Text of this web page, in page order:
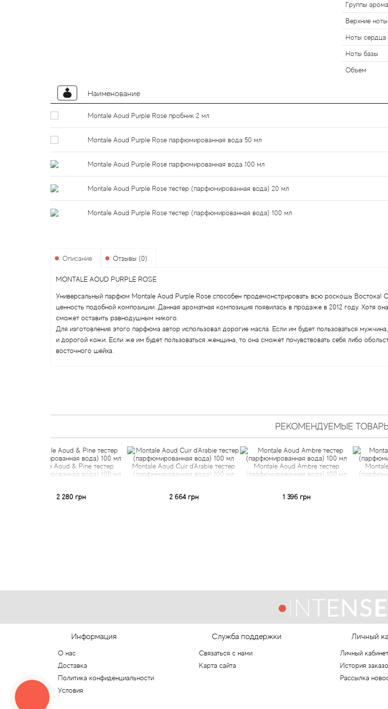
Группы
Верхние ноты
Ноты сердца
Ноты базы
Объем
Наименование
Montale Aoud Purple Rose пробник 2 мл
Montale Aoud Purple Rose парфюмированная вода 50 мл
Montale Aoud Purple Rose парфюмированная вода 100 мл
Montale Aoud Purple Rose тестер (парфюмированная вода) 20 мл
Montale Aoud Purple Rose тестер (парфюмированная вода) 100 мл
Описание Отзывы (0)
MONTALE AOUD PURPLE ROSE
Универсальный парфюм Montale Aoud Purple Rose способен продемонстрировать всю роскошь Востока!
ценность подобной композиции. Данная ароматная композиция появилась в продаже в 2012 году. Хотя
сможет оставить равнодушным никого.
Для изготовления этого парфюма автор использовал дорогие масла. Если им будет пользоваться
и дорогой кожи. Если же им будет пользоваться женщина, то она сможет почувствовать себя либо
восточного шейха.
РЕКОМЕНДУЕМЫЕ ТОВАРЫ
& Pine тестер
вода) 100 мл
Montale Aoud Cuir d'Arabie тестер
(парфюмированная вода) 100 мл
Montale Aoud Ambre тестер
(парфюмированная вода) 100 мл
Montale Original Aoud
(парфюмированная вода)
Информация
О нас
Доставка
Политика конфиденциальности
Условия
Служба поддержки
Связаться с нами
Карта сайта
Личный
Личный кабинет
История
Рассылка